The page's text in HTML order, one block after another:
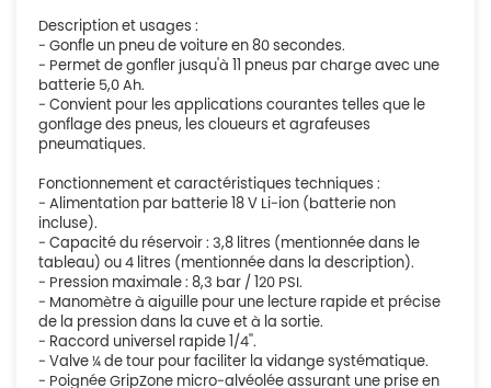
Description et usages :
- Gonfle un pneu de voiture en 80 secondes.
- Permet de gonfler jusqu'à 11 pneus par charge avec une
batterie 5,0 Ah.
- Convient pour les applications courantes telles que le
gonflage des pneus, les cloueurs et agrafeuses
pneumatiques.
Fonctionnement et caractéristiques techniques :
- Alimentation par batterie 18 V Li-ion (batterie non
incluse).
- Capacité du réservoir : 3,8 litres (mentionnée dans le
tableau) ou 4 litres (mentionnée dans la description).
- Pression maximale : 8,3 bar / 120 PSI.
- Manomètre à aiguille pour une lecture rapide et précise
de la pression dans la cuve et à la sortie.
- Raccord universel rapide 1/4''.
- Valve ¼ de tour pour faciliter la vidange systématique.
- Poignée GripZone micro-alvéolée assurant une prise en